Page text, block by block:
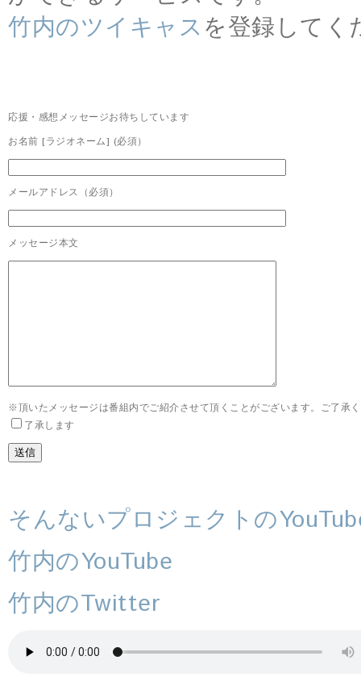
竹内のツイキャスを登録してく
応援・感想メッセージお待ちしています
お名前 [ラジオネーム] (必須）
メールアドレス（必須）
メッセージ本文
※頂いたメッセージは番組内でご紹介させて頂くことがございます。ご了承
了承します
そんないプロジェクトの
竹内のYouTube
竹内のTwitter